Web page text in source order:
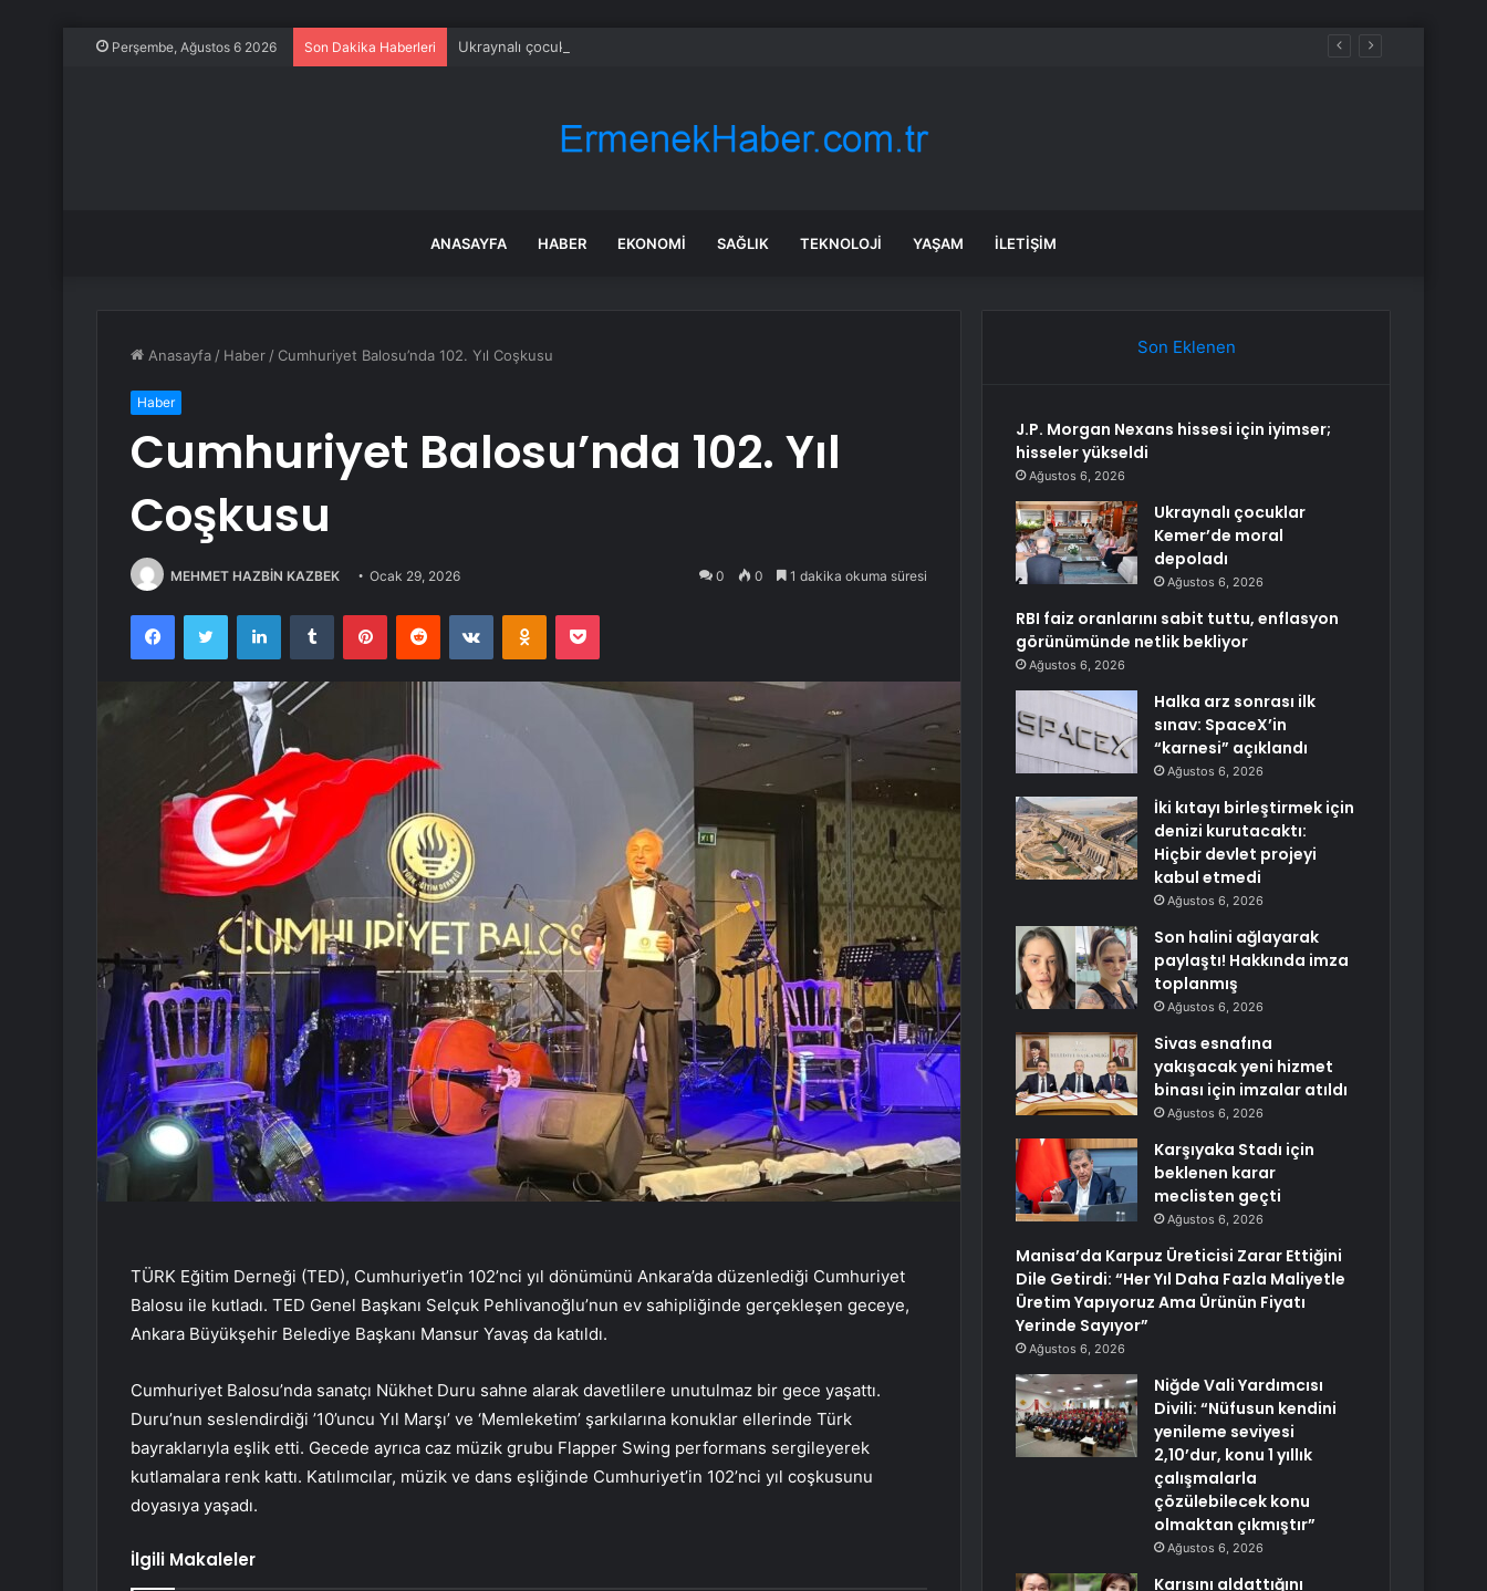
Perşembe, Ağustos 6 2026 Son Dakika Haberleri Ukraynalı çocuklar Kemer’de moral depoladı
ANASAYFA HABER EKONOMI SAĞLIK TEKNOLOJI YAŞAM İLETIŞIM
Anasayfa / Haber / Cumhuriyet Balosu’nda 102. Yıl Coşkusu
Haber
Cumhuriyet Balosu’nda 102. Yıl
Coşkusu
MEHMET HAZBİN KAZBEK Ocak 29, 2026 0 0 1 dakika okuma süresi
FacebookTwitter LinkedInTumblr PinterestReddit VKontakteOdnoklassniki
Pocket
TÜRK Eğitim Derneği (TED), Cumhuriyet’in 102’nci yıl dönümünü Ankara’da düzenlediği Cumhuriyet
Balosu ile kutladı. TED Genel Başkanı Selçuk Pehlivanoğlu’nun ev sahipliğinde gerçekleşen geceye,
Ankara Büyükşehir Belediye Başkanı Mansur Yavaş da katıldı.
Cumhuriyet Balosu’nda sanatçı Nükhet Duru sahne alarak davetlilere unutulmaz bir gece yaşattı.
Duru’nun seslendirdiği ’10’uncu Yıl Marşı’ ve ‘Memleketim’ şarkılarına konuklar ellerinde Türk
bayraklarıyla eşlik etti. Gecede ayrıca caz müzik grubu Flapper Swing performans sergileyerek
kutlamalara renk kattı. Katılımcılar, müzik ve dans eşliğinde Cumhuriyet’in 102’nci yıl coşkusunu
doyasıya yaşadı.
İlgili Makaleler
Son Eklenen
J.P. Morgan Nexans hissesi için iyimser;
hisseler yükseldi
Ağustos 6, 2026
Ukraynalı çocuklar
Kemer’de moral
depoladı
Ağustos 6, 2026
RBI faiz oranlarını sabit tuttu, enflasyon
görünümünde netlik bekliyor
Ağustos 6, 2026
Halka arz sonrası ilk
sınav: SpaceX’in
“karnesi” açıklandı
Ağustos 6, 2026
İki kıtayı birleştirmek için
denizi kurutacaktı:
Hiçbir devlet projeyi
kabul etmedi
Ağustos 6, 2026
Son halini ağlayarak
paylaştı! Hakkında imza
toplanmış
Ağustos 6, 2026
Sivas esnafına
yakışacak yeni hizmet
binası için imzalar atıldı
Ağustos 6, 2026
Karşıyaka Stadı için
beklenen karar
meclisten geçti
Ağustos 6, 2026
Manisa’da Karpuz Üreticisi Zarar Ettiğini
Dile Getirdi: “Her Yıl Daha Fazla Maliyetle
Üretim Yapıyoruz Ama Ürünün Fiyatı
Yerinde Sayıyor”
Ağustos 6, 2026
Niğde Vali Yardımcısı
Divili: “Nüfusun kendini
yenileme seviyesi
2,10’dur, konu 1 yıllık
çalışmalarla
çözülebilecek konu
olmaktan çıkmıştır”
Ağustos 6, 2026
Karısını aldattığını